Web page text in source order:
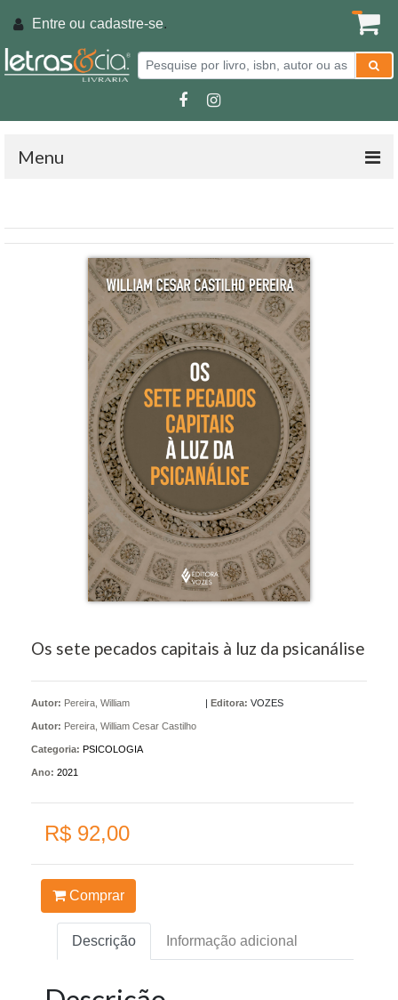
Entre ou cadastre-se.
Menu
Os sete pecados capitais à luz da psicanálise
Autor: Pereira, William
Autor: Pereira, William Cesar Castilho
| Editora: VOZES
Categoria: PSICOLOGIA
Ano: 2021
R$ 92,00
Comprar
Descrição Informação adicional